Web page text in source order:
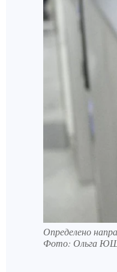
Определено
Фото: Ольга